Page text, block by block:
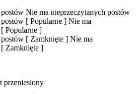
Nie ma nieprzeczytanych postów
[ Popularne ] Nie ma
Popularne ]
[ Zamknięte ] Nie ma
Zamknięte ]
przeniesiony